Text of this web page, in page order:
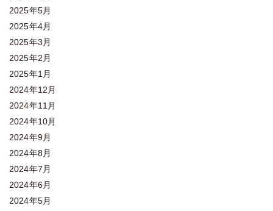
2025年5月
2025年4月
2025年3月
2025年2月
2025年1月
2024年12月
2024年11月
2024年10月
2024年9月
2024年8月
2024年7月
2024年6月
2024年5月